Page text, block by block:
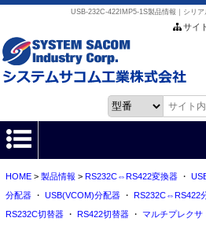
USB-232C-422IMP5-1S製品情報｜シリ
サイ
HOME
製品情報
HOME> 製品情報 > RS232C⇔RS422変換器・
分配器・ USB(VCOM)分配器・ RS232C⇔RS422
RS232C切替器・ RS422切替器・ マルチプレクサ